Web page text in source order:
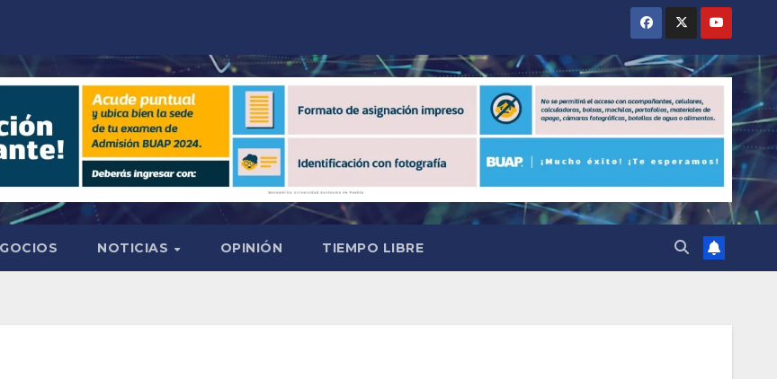
NOTICIAS OPINIÓN TIEMPO LIBRE